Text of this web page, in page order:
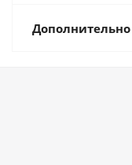
Дополнительно